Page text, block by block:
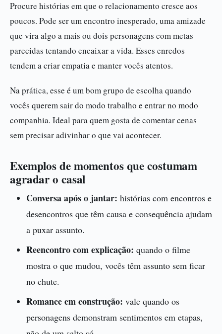
Procure histórias em que o relacionamento cresce aos
poucos. Pode ser um encontro inesperado, uma amizade
que vira algo a mais ou dois personagens com metas
parecidas tentando encaixar a vida. Esses enredos
tendem a criar empatia e manter vocês atentos.
Na prática, esse é um bom grupo de escolha quando
vocês querem sair do modo trabalho e entrar no modo
companhia. Ideal para quem gosta de comentar cenas
sem precisar adivinhar o que vai acontecer.
Exemplos de momentos que costumam
agradar o casal
Conversa após o jantar: histórias com encontros e
desencontros que têm causa e consequência ajudam
a puxar assunto.
Reencontro com explicação: quando o filme
mostra o que mudou, vocês têm assunto sem ficar
no chute.
Romance em construção: vale quando os
personagens demonstram sentimentos em etapas,